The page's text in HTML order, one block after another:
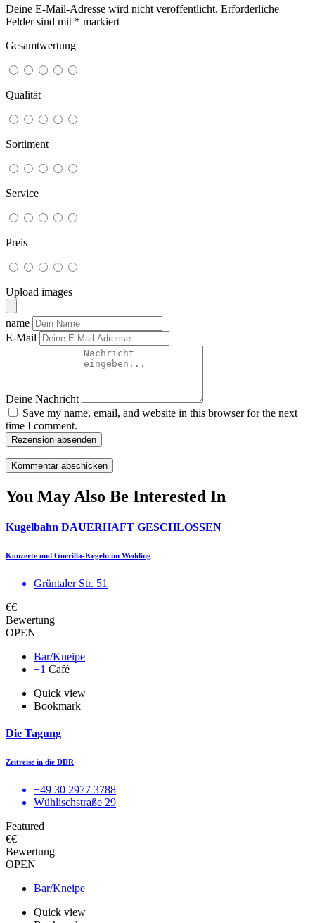
Deine E-Mail-Adresse wird nicht veröffentlicht. Erforderliche
Felder sind mit * markiert
Gesamtwertung
Qualität
Sortiment
Service
Preis
Upload images
name
E-Mail
Deine Nachricht
Save my name, email, and website in this browser for the next
time I comment.
Rezension absenden
You May Also Be Interested In
Kugelbahn DAUERHAFT GESCHLOSSEN
Konzerte und Guerilla-Kegeln im Wedding
Grüntaler Str. 51
€€
Bewertung
OPEN
Bar/Kneipe
+1 Café
Quick view
Bookmark
Die Tagung
Zeitreise in die DDR
+49 30 2977 3788
Wühlischstraße 29
Featured
€€
Bewertung
OPEN
Bar/Kneipe
Quick view